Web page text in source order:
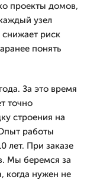
проекты домов,
узел
снижает риск
понять
За это время
точно
строения на
работы
лет. При заказе
Мы беремся за
когда нужен не